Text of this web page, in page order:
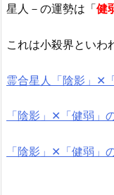
星人－の運勢は「健
これは小殺界といわ
霊合星人「陰影」✕
「陰影」✕「健弱」
「陰影」✕「健弱」